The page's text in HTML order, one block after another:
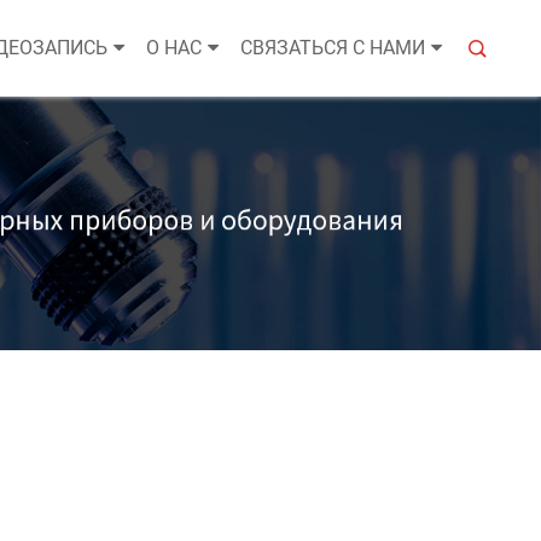
О НАС СВЯЗАТЬСЯ С НАМИ